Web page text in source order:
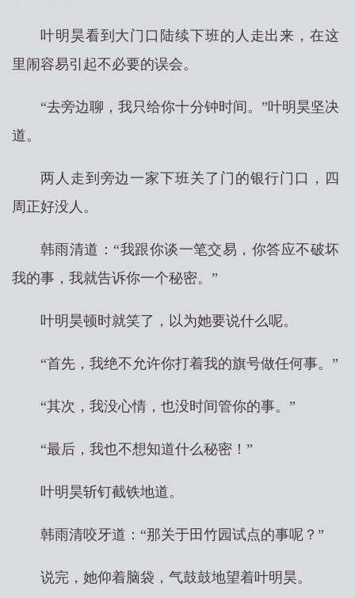
叶明昊看到大门口陆续下班的人走出来，在这
里闹容易引起不必要的误会。
“去旁边聊，我只给你十分钟时间。”叶明昊坚决
道。
两人走到旁边一家下班关了门的银行门口，四
周正好没人。
韩雨清道：“我跟你谈一笔交易，你答应不破坏
我的事，我就告诉你一个秘密。”
叶明昊顿时就笑了，以为她要说什么呢。
“首先，我绝不允许你打着我的旗号做任何事。”
“其次，我没心情，也没时间管你的事。”
“最后，我也不想知道什么秘密！”
叶明昊斩钉截铁地道。
韩雨清咬牙道：“那关于田竹园试点的事呢？”
说完，她仰着脑袋，气鼓鼓地望着叶明昊。